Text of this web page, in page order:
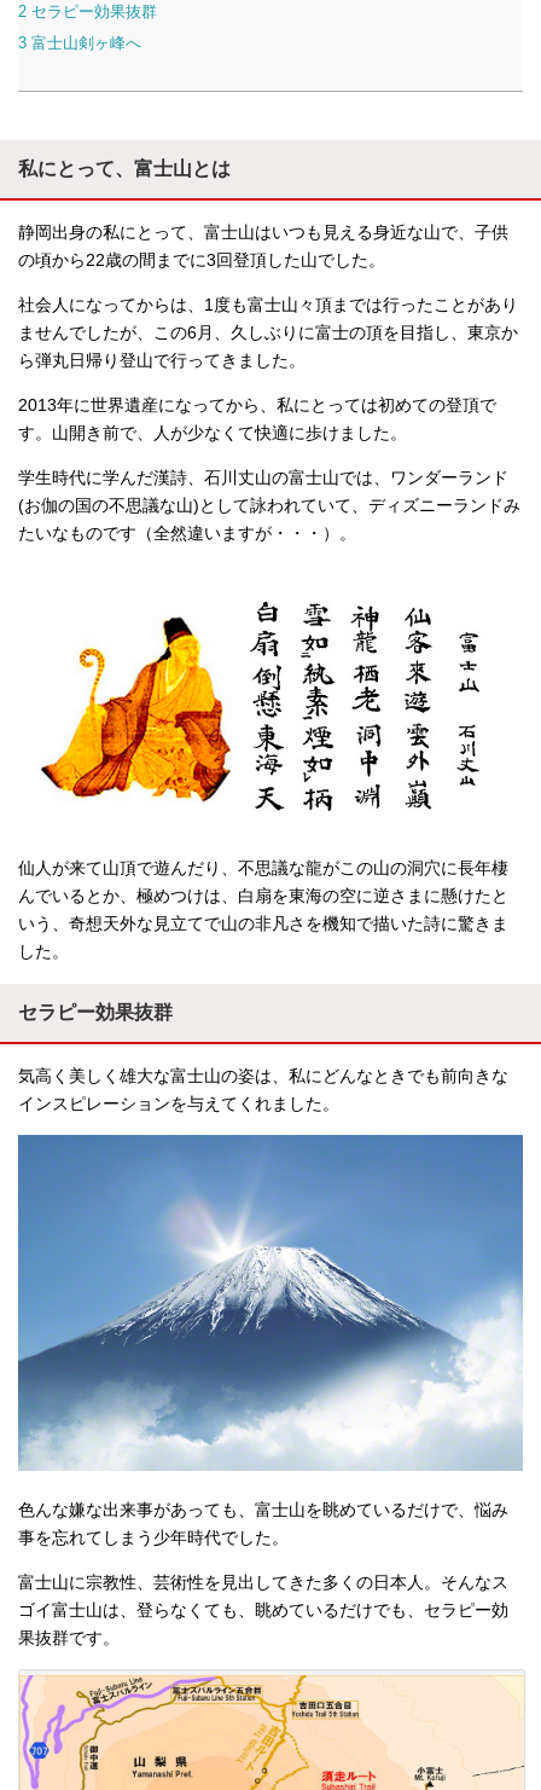
2 セラピー効果抜群
3 富士山剣ヶ峰へ
私にとって、富士山とは
静岡出身の私にとって、富士山はいつも見える身近な山で、子供
の頃から22歳の間までに3回登頂した山でした。
社会人になってからは、1度も富士山々頂までは行ったことがあり
ませんでしたが、この6月、久しぶりに富士の頂を目指し、東京か
ら弾丸日帰り登山で行ってきました。
2013年に世界遺産になってから、私にとっては初めての登頂で
す。山開き前で、人が少なくて快適に歩けました。
学生時代に学んだ漢詩、石川丈山の富士山では、ワンダーランド
(お伽の国の不思議な山)として詠われていて、ディズニーランドみ
たいなものです（全然違いますが・・・）。
仙人が来て山頂で遊んだり、不思議な龍がこの山の洞穴に長年棲
んでいるとか、極めつけは、白扇を東海の空に逆さまに懸けたと
いう、奇想天外な見立てで山の非凡さを機知で描いた詩に驚きま
した。
セラピー効果抜群
気高く美しく雄大な富士山の姿は、私にどんなときでも前向きな
インスピレーションを与えてくれました。
色んな嫌な出来事があっても、富士山を眺めているだけで、悩み
事を忘れてしまう少年時代でした。
富士山に宗教性、芸術性を見出してきた多くの日本人。そんなス
ゴイ富士山は、登らなくても、眺めているだけでも、セラピー効
果抜群です。